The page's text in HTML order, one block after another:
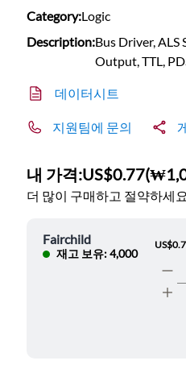
Category:Logic
Description:Bus Driver, ALS
Output, TTL,
데이터시트
지원팀에 문의
내 가격:US$0.77(
더 많이 구매하고 절약하세
Fairchild
재고 보유: 4,000